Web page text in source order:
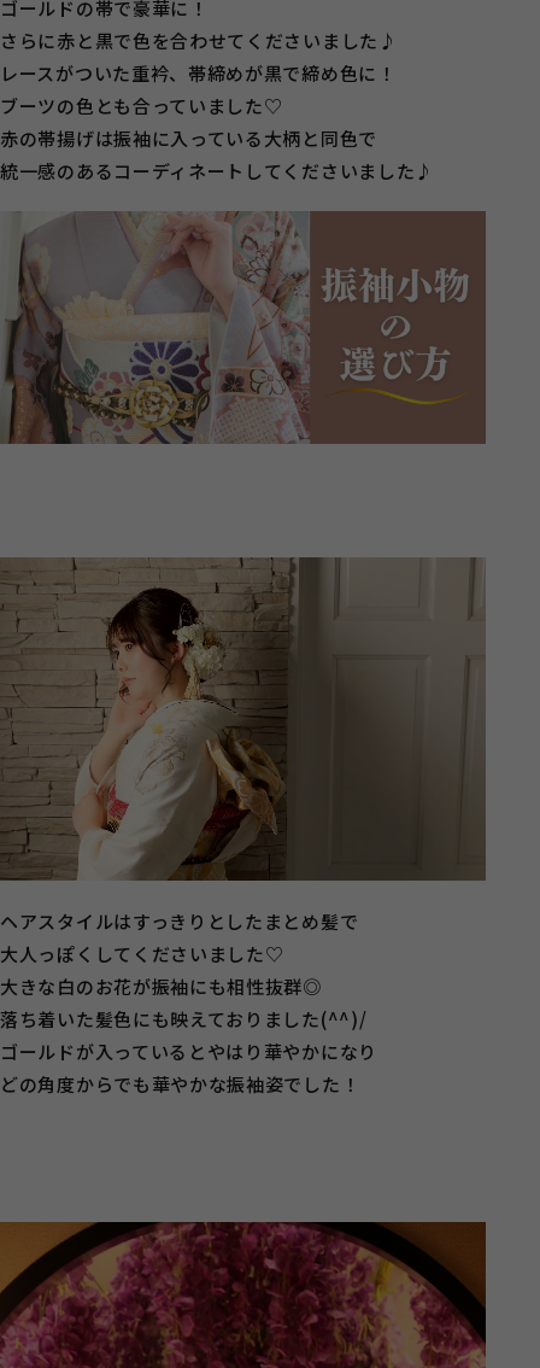
ゴールドの帯で豪華に！
さらに赤と黒で色を合わせてくださいました♪
レースがついた重衿、帯締めが黒で締め色に！
ブーツの色とも合っていました♡
赤の帯揚げは振袖に入っている大柄と同色で
統一感のあるコーディネートしてくださいました♪
ヘアスタイルはすっきりとしたまとめ髪で
大人っぽくしてくださいました♡
大きな白のお花が振袖にも相性抜群◎
落ち着いた髪色にも映えておりました(^^)/
ゴールドが入っているとやはり華やかになり
どの角度からでも華やかな振袖姿でした！